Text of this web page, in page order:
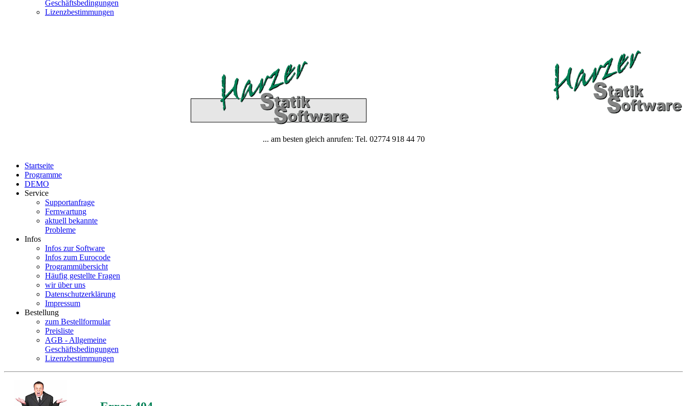
Geschäftsbedingungen
Lizenzbestimmungen
... am besten gleich anrufen: Tel. 02774 918 44 70
Startseite
Programme
DEMO
Service
Supportanfrage
Fernwartung
aktuell bekannte
Probleme
Infos
Infos zur Software
Infos zum Eurocode
Programmübersicht
Häufig gestellte Fragen
wir über uns
Datenschutzerklärung
Impressum
Bestellung
zum Bestellformular
Preisliste
AGB - Allgemeine
Geschäftsbedingungen
Lizenzbestimmungen